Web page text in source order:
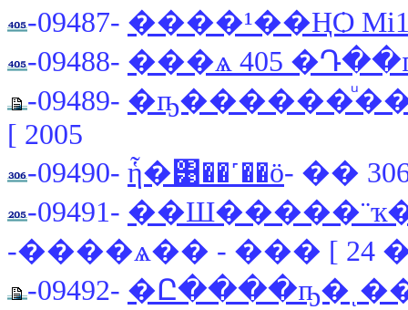
-09487- ����¹��ҢѺ
-09488- ���ѧ 405
-09489-
2005 ]
-09490- ἧ�͹��˹��ö- ��
-09491-
-����ѧ�� - ��� [ 24
-09492-